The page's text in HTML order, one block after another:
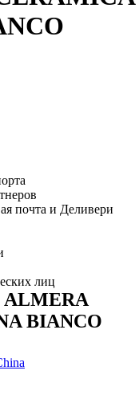
почта и Деливери
лиц
BIANCO